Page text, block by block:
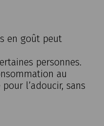
en goût peut
personnes.
au
l’adoucir, sans